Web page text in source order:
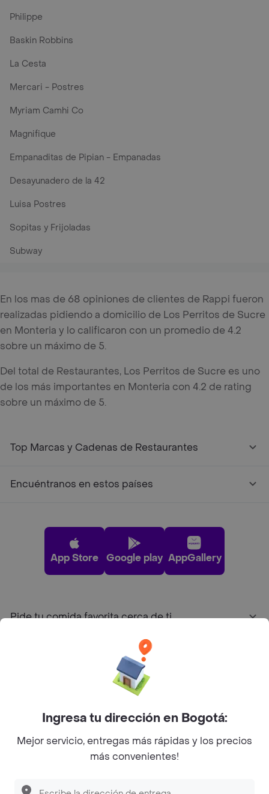
Philippe
Baskin Robbins
La Cesta
Mercari - Postres
Myriam Camhi Co
Magnifique
Empanaditas de Pipian - Empanadas
Desayunadero de la 42
Luisa Postres
Sopitas y Frijoladas
Subway
En los mas de 68 opiniones de clientes de Rappi fueron
realizadas pidiendo a domicilio de Los Perritos de Sucre
en Monteria y lo calificaron con un promedio de 4.2
sobre un máximo de 5.
Del total de Restaurantes, Los Perritos de Sucre es uno
de los más importantes en Monteria con 4.2 de rating
sobre un máximo de 5.
Top Marcas y Cadenas de Restaurantes
Encuéntranos en estos países
App Store Google play AppGallery
Pide tu comida favorita cerca de ti
Sobre Rappi
Facebook
Twitter
Instagram
©2026Rappi Inc. All rights reserved.
Ingresa tu dirección en Bogotá:
Mejor servicio, entregas más rápidas y los precios
más convenientes!